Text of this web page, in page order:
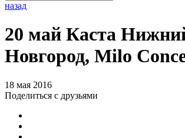
назад
20 май Каста
Новгород, Milo
18 мая 2016
Поделиться с друзьями